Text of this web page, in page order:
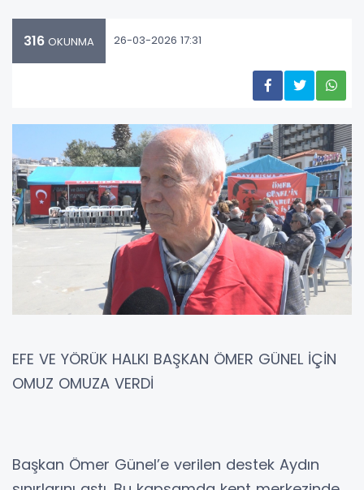
316 OKUNMA 26-03-2026 17:31
EFE VE YÖRÜK HALKI BAŞKAN ÖMER GÜNEL İÇİN
OMUZ OMUZA VERDİ
Başkan Ömer Günel’e verilen destek Aydın